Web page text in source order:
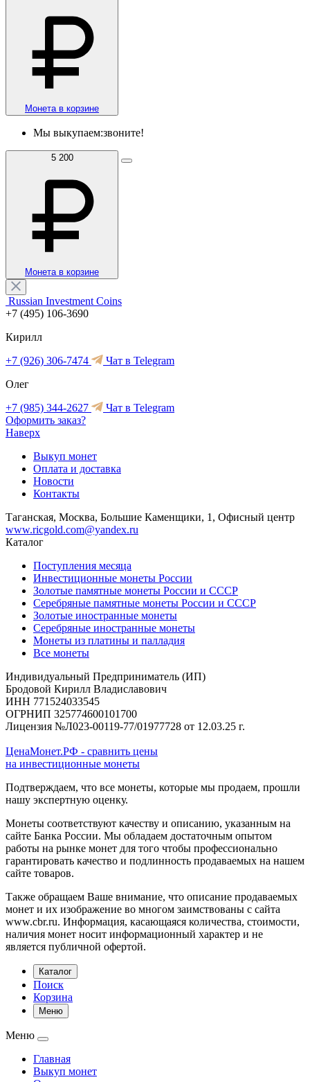
Монета в корзине
Мы выкупаем:звоните!
5 200
Монета в корзине
Russian Investment Coins
+7 (495) 106-3690
Кирилл
+7 (926) 306-7474
Чат в Telegram
Олег
+7 (985) 344-2627
Чат в Telegram
Оформить заказ?
Наверх
Выкуп монет
Оплата и доставка
Новости
Контакты
Таганская, Москва, Большие Каменщики, 1, Офисный центр
www.ricgold.com@yandex.ru
Каталог
Поступления месяца
Инвестиционные монеты России
Золотые памятные монеты России и СССР
Серебряные памятные монеты России и СССР
Золотые иностранные монеты
Серебряные иностранные монеты
Монеты из платины и палладия
Все монеты
Индивидуальный Предприниматель (ИП)
Бродовой Кирилл Владиславович
ИНН 771524033545
ОГРНИП 325774600101700
Лицензия №Л023-00119-77/01977728 от 12.03.25 г.
ЦенаМонет.РФ - сравнить цены
на инвестиционные монеты
Подтверждаем, что все монеты, которые мы продаем, прошли
нашу экспертную оценку.
Монеты соответствуют качеству и описанию, указанным на
сайте Банка России. Мы обладаем достаточным опытом
работы на рынке монет для того чтобы профессионально
гарантировать качество и подлинность продаваемых на нашем
сайте товаров.
Также обращаем Ваше внимание, что описание продаваемых
монет и их изображение во многом заимствованы с сайта
www.cbr.ru. Информация, касающаяся количества, стоимости,
наличия монет носит информационный характер и не
является публичной офертой.
Каталог
Поиск
Корзина
Меню
Меню
Главная
Выкуп монет